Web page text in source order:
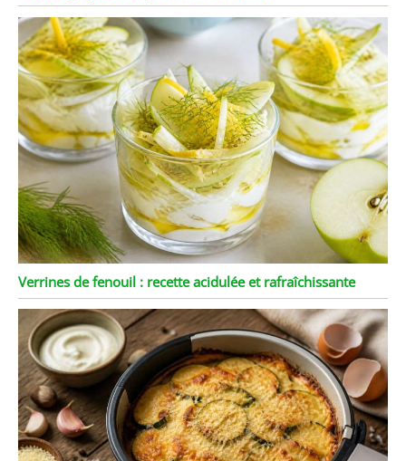
Verrines de fenouil : recette acidulée et rafraîchissante